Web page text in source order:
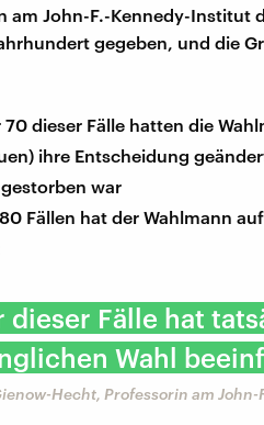
am John-F.-Kennedy-Institut
gegeben, und die
70 dieser Fälle hatten die
ihre Entscheidung
gestorben war
Fällen hat der Wahlmann
dieser Fälle hat
Wahl
Hecht, Professorin am